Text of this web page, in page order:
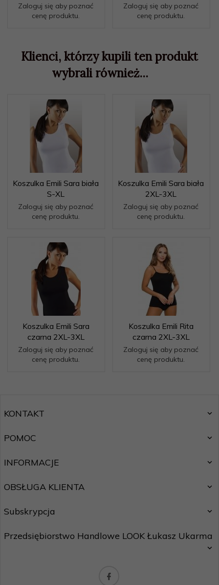
Zaloguj się aby poznać
cenę produktu.
Zaloguj się aby poznać
cenę produktu.
Klienci, którzy kupili ten produkt
wybrali również...
Koszulka Emili Sara biała
S-XL
Zaloguj się aby poznać
cenę produktu.
Koszulka Emili Sara biała
2XL-3XL
Zaloguj się aby poznać
cenę produktu.
Koszulka Emili Sara
czarna 2XL-3XL
Zaloguj się aby poznać
cenę produktu.
Koszulka Emili Rita
czarna 2XL-3XL
Zaloguj się aby poznać
cenę produktu.
KONTAKT
POMOC
INFORMACJE
OBSŁUGA KLIENTA
Subskrypcja
Przedsiębiorstwo Handlowe LOOK Łukasz Ukarma